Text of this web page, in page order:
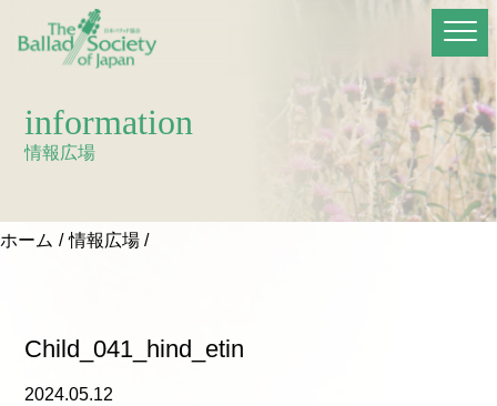
information
情報広場
ホーム 情報広場
Child_041_hind_etin
2024.05.12